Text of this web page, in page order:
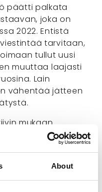
About
päätti palkata
joka on
2022. Entistä
tarvitaan,
tullut uusi
muuttaa laajasti
Lain
vähentää jätteen
mukaan
kierrättää 55
65 prosenttia
pakkaus- ja